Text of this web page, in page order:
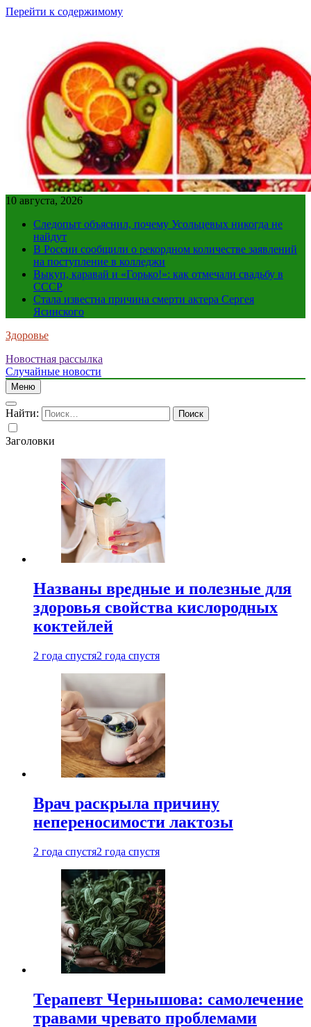
Перейти к содержимому
10 августа, 2026
Следопыт объяснил, почему Усольцевых никогда не
найдут
В России сообщили о рекордном количестве заявлений
на поступление в колледжи
Выкуп, каравай и «Горько!»: как отмечали свадьбу в
СССР
Стала известна причина смерти актера Сергея
Ясинского
Здоровье
Новостная рассылка
Случайные новости
Меню
Найти:
Заголовки
Названы вредные и полезные для
здоровья свойства кислородных
коктейлей
2 года спустя2 года спустя
Врач раскрыла причину
непереносимости лактозы
2 года спустя2 года спустя
Терапевт Чернышова: самолечение
травами чревато проблемами